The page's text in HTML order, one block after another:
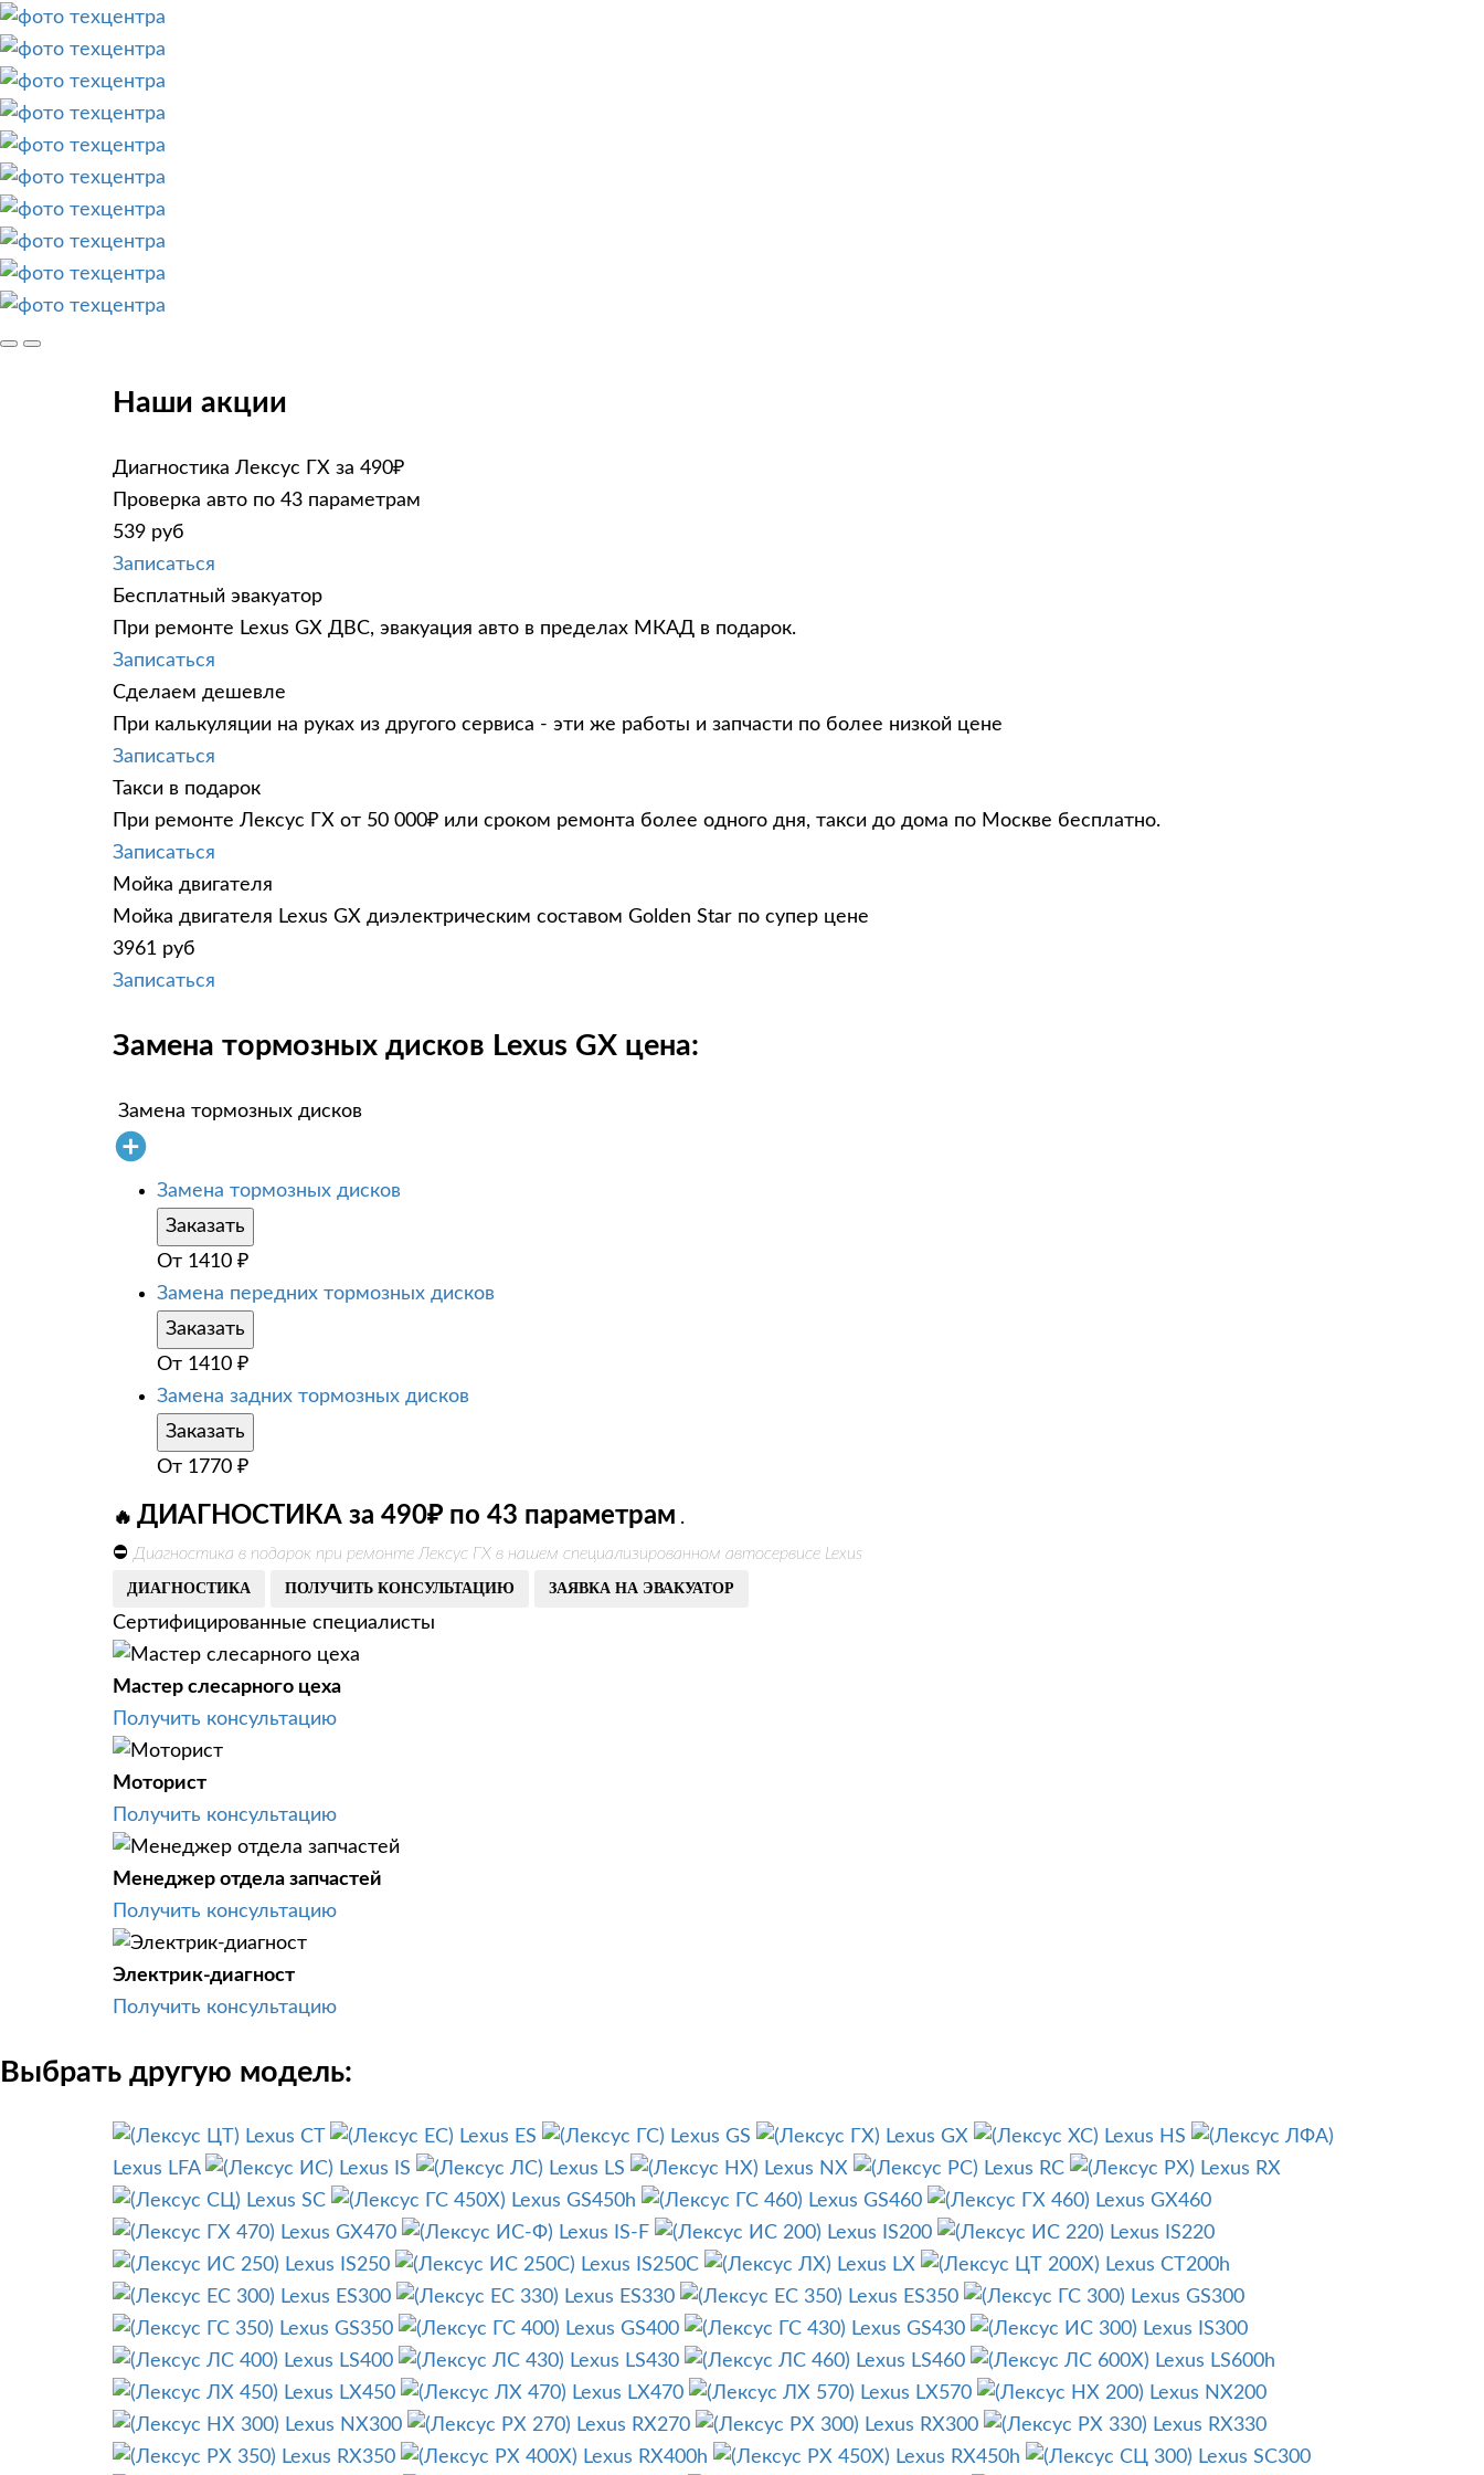
Наши акции
Диагностика Лексус ГХ за 490₽
Проверка авто по 43 параметрам
539 руб
Записаться
Бесплатный эвакуатор
При ремонте Lexus GX ДВС, эвакуация авто в пределах МКАД в подарок.
Записаться
Сделаем дешевле
При калькуляции на руках из другого сервиса - эти же работы и запчасти по более низкой цене
Записаться
Такси в подарок
При ремонте Лексус ГХ от 50 000₽ или сроком ремонта более одного дня, такси до дома по Москве бесплатно.
Записаться
Мойка двигателя
Мойка двигателя Lexus GX диэлектрическим составом Golden Star по супер цене
3961 руб
Записаться
Замена тормозных дисков Lexus GX цена:
Замена тормозных дисков
Замена тормозных дисков
Заказать
От 1410 ₽
Замена передних тормозных дисков
Заказать
От 1410 ₽
Замена задних тормозных дисков
Заказать
От 1770 ₽
🔥 ДИАГНОСТИКА за 490₽ по 43 параметрам .
⛔ Диагностика в подарок при ремонте Лексус ГХ в нашем специализированном автосервисе Lexus
ДИАГНОСТИКА ПОЛУЧИТЬ КОНСУЛЬТАЦИЮ ЗАЯВКА НА ЭВАКУАТОР
Сертифицированные специалисты
Мастер слесарного цеха
Получить консультацию
Моторист
Получить консультацию
Менеджер отдела запчастей
Получить консультацию
Электрик-диагност
Получить консультацию
Выбрать другую модель:
Lexus CT Lexus ES Lexus GS Lexus GX
Lexus HS
Lexus LFA
Lexus IS Lexus LS Lexus NX Lexus RC
Lexus RX
Lexus SC
Lexus GS450h Lexus GS460
Lexus GX460
Lexus GX470
Lexus IS-F Lexus IS200
Lexus IS220
Lexus IS250
Lexus IS250C Lexus LX
Lexus CT200h
Lexus ES300
Lexus ES330 Lexus ES350
Lexus GS300
Lexus GS350
Lexus GS400 Lexus GS430
Lexus IS300
Lexus LS400
Lexus LS430 Lexus LS460
Lexus LS600h
Lexus LX450
Lexus LX470 Lexus LX570
Lexus NX200
Lexus NX300
Lexus RX270 Lexus RX300
Lexus RX330
Lexus RX350
Lexus RX400h Lexus RX450h Lexus SC300